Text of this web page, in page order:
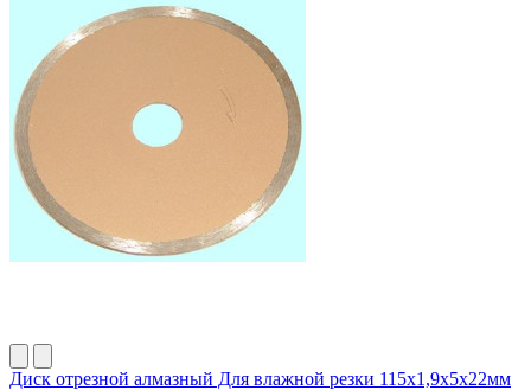
Диск отрезной алмазный Для влажной резки 115х1,9х5х22мм